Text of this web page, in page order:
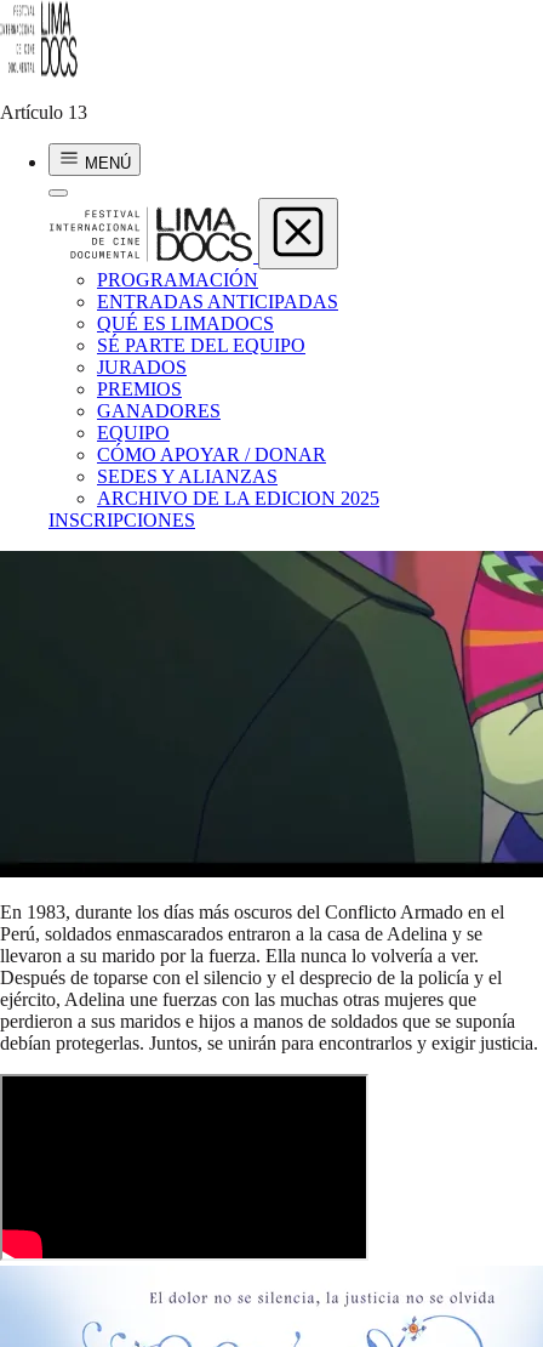
Artículo 13
MENÚ
PROGRAMACIÓN
ENTRADAS ANTICIPADAS
QUÉ ES LIMADOCS
SÉ PARTE DEL EQUIPO
JURADOS
PREMIOS
GANADORES
EQUIPO
CÓMO APOYAR / DONAR
SEDES Y ALIANZAS
ARCHIVO DE LA EDICION 2025
INSCRIPCIONES
Cristina Colmenares
Memoria Colectiva
2025 | 15 min | Perú
En 1983, durante los días más oscuros del Conflicto Armado en el
Perú, soldados enmascarados entraron a la casa de Adelina y se
llevaron a su marido por la fuerza. Ella nunca lo volvería a ver.
Después de toparse con el silencio y el desprecio de la policía y el
ejército, Adelina une fuerzas con las muchas otras mujeres que
perdieron a sus maridos e hijos a manos de soldados que se suponía
debían protegerlas. Juntos, se unirán para encontrarlos y exigir justicia.